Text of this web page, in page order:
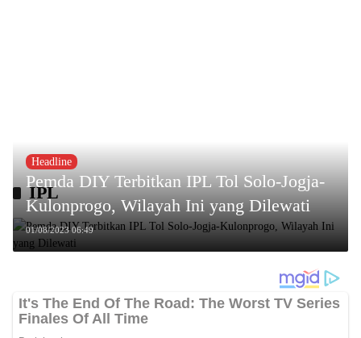
IPL
Headline
Pemda DIY Terbitkan IPL Tol Solo-Jogja-
Kulonprogo, Wilayah Ini yang Dilewati
01/08/2023 06:49